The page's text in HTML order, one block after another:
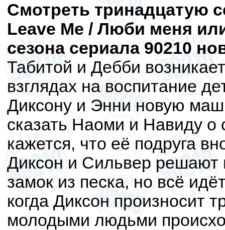
Смотреть тринадцатую
Leave Me / Люби меня
сезона сериала 90210
Табитой и Дебби
взглядах на воспитание
Диксону и Энни новую
сказать Наоми и Навиду
кажется, что её подруга
Диксон и Сильвер решают
замок из песка, но всё
когда Диксон произносит
молодыми людьми